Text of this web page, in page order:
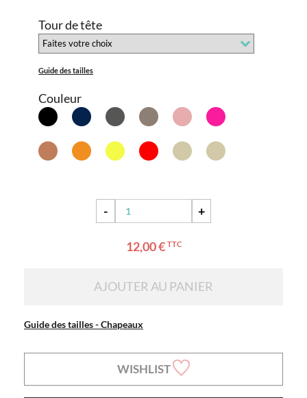
Tour de tête
Guide des tailles
Couleur
- +
12,00 € TTC
AJOUTER AU PANIER
Guide des tailles - Chapeaux
WISHLIST